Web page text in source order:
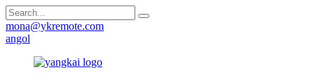
mona@ykremote.com
angol